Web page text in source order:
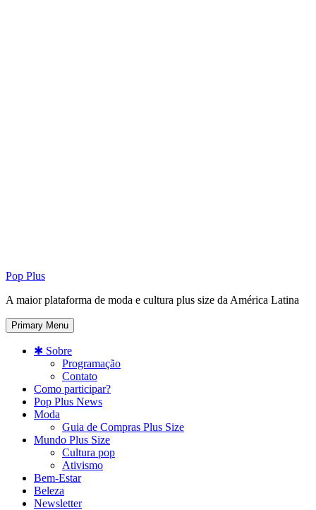
Pop Plus
A maior plataforma de moda e cultura plus size da América Latina
Primary Menu
✱ Sobre
Programação
Contato
Como participar?
Pop Plus News
Moda
Guia de Compras Plus Size
Mundo Plus Size
Cultura pop
Ativismo
Bem-Estar
Beleza
Newsletter